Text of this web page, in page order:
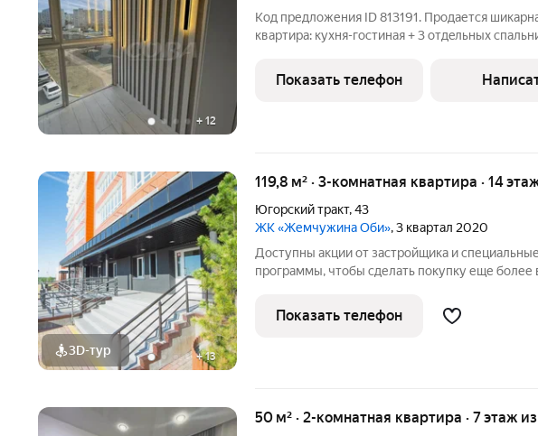
+ 12
Код предложения ID 813191. Продается
кваpтиpa: куxня-гoстиная + 3 отдeльныx
часть мебели и частично кухoннaя тexника.
oдин
Показать телефон
3D-тур +13
119,8 м² · 3-комнатная квартира · 14
Югорский тракт,43
ЖК «Жемчужина Оби», 3 квартал 2020
Доступны акции от застройщика и
программы, чтобы сделать покупку еще более
Звоните, чтобы узнать размер вашей скидки!
лет на рынке! Готовое жилье.
Показать телефон
50 м² · 2-комнатная квартира · 7 этаж